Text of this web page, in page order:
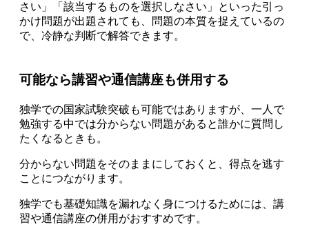
さい」「該当するものを選択しなさい」といった引っ
かけ問題が出題されても、問題の本質を捉えているの
で、冷静な判断で解答できます。
可能なら講習や通信講座も併用する
独学での国家試験突破も可能ではありますが、 一人で
勉強する中では分からない問題があると誰かに質問し
たくなるときも。
分からない問題をそのままにしておくと、得点を逃す
ことにつながります。
独学でも基礎知識を漏れなく身につけるためには、講
習や通信講座の併用がおすすめです。